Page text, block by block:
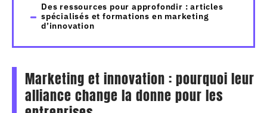
Des ressources pour approfondir : articles
spécialisés et formations en marketing
d’innovation
Marketing et innovation : pourquoi leur
alliance change la donne pour les